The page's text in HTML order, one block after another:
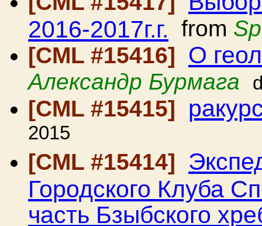
2016-2017г.г. from
[CML #15416]
О
Александр Бурмага
[CML #15415]
2015
[CML #15414]
Городского Клуба
часть Бзыбского